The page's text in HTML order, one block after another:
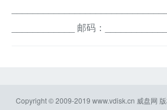
____________ 邮码：
Copyright © 2009-2019 www.vdisk.cn 威盘网